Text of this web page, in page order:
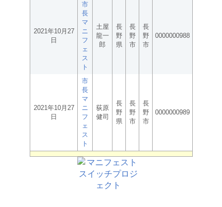
2021年10月27
日
市
長
マ
ニ
フ
ェ
ス
ト
土屋
龍一
郎
長
野
県
長
野
市
長
野
市
0000000988
2021年10月27
日
市
長
マ
ニ
フ
ェ
ス
ト
荻原
健司
長
野
県
長
野
市
長
野
市
0000000989